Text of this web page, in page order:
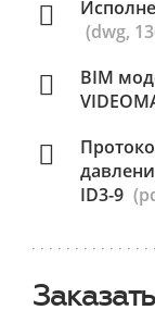
(dwg,
BIM
ID3-9